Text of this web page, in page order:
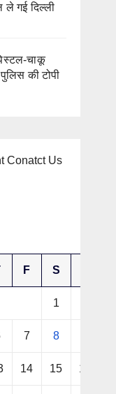
ले गई दिल्ली
चाकू
की टोपी
Conatct Us
F S
1
7 8
14 15 16